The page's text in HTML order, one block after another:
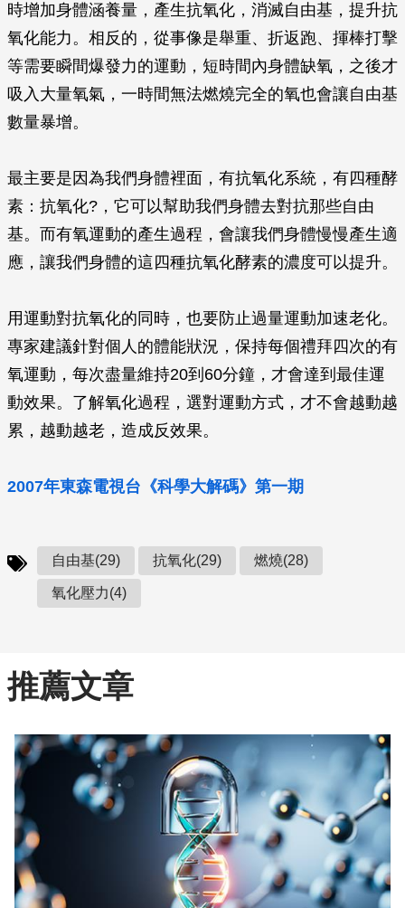
時增加身體涵養量，產生抗氧化，消滅自由基，提升抗
氧化能力。相反的，從事像是舉重、折返跑、揮棒打擊
等需要瞬間爆發力的運動，短時間內身體缺氧，之後才
吸入大量氧氣，一時間無法燃燒完全的氧也會讓自由基
數量暴增。
最主要是因為我們身體裡面，有抗氧化系統，有四種酵
素：抗氧化?，它可以幫助我們身體去對抗那些自由
基。而有氧運動的產生過程，會讓我們身體慢慢產生適
應，讓我們身體的這四種抗氧化酵素的濃度可以提升。
用運動對抗氧化的同時，也要防止過量運動加速老化。
專家建議針對個人的體能狀況，保持每個禮拜四次的有
氧運動，每次盡量維持20到60分鐘，才會達到最佳運
動效果。了解氧化過程，選對運動方式，才不會越動越
累，越動越老，造成反效果。
2007年東森電視台《科學大解碼》第一期
自由基(29) 抗氧化(29) 燃燒(28)
氧化壓力(4)
推薦文章